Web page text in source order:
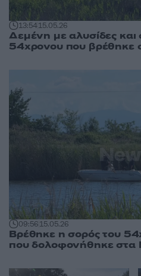
13:5415.05.26
Δεμένη με αλυσίδες
54χρονου που βρέθηκε
09:5615.05.26
Βρέθηκε η σορός του
που δολοφονήθηκε στα